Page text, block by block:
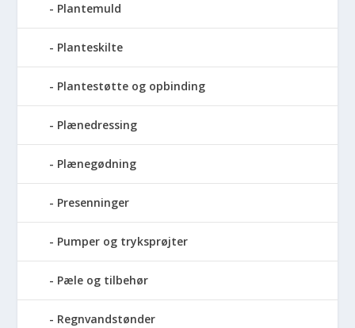
Plantemuld
Planteskilte
Plantestøtte og opbinding
Plænedressing
Plænegødning
Presenninger
Pumper og tryksprøjter
Pæle og tilbehør
Regnvandstønder